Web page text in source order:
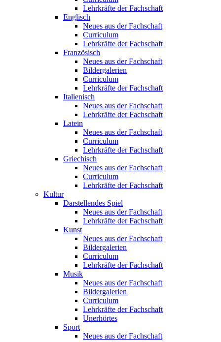
Lehrkräfte der Fachschaft
Englisch
Neues aus der Fachschaft
Curriculum
Lehrkräfte der Fachschaft
Französisch
Neues aus der Fachschaft
Bildergalerien
Curriculum
Lehrkräfte der Fachschaft
Italienisch
Neues aus der Fachschaft
Lehrkräfte der Fachschaft
Latein
Neues aus der Fachschaft
Curriculum
Lehrkräfte der Fachschaft
Griechisch
Neues aus der Fachschaft
Curriculum
Lehrkräfte der Fachschaft
Kultur
Darstellendes Spiel
Neues aus der Fachschaft
Lehrkräfte der Fachschaft
Kunst
Neues aus der Fachschaft
Bildergalerien
Curriculum
Lehrkräfte der Fachschaft
Musik
Neues aus der Fachschaft
Bildergalerien
Curriculum
Lehrkräfte der Fachschaft
Unerhörtes
Sport
Neues aus der Fachschaft